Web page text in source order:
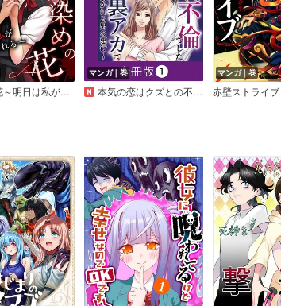
血染めの花～明日は私が殺される～
マンガ｜巻
本気の恋はクズとの不倫でした ～本妻の裏アカで暴かれる男の悪行～【合冊版】
マンガ｜巻
赤壁ストライブ